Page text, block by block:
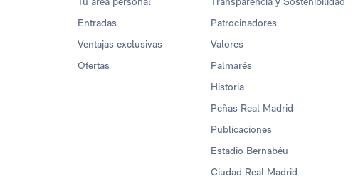
Entradas
Ventajas exclusivas
Ofertas
Patrocinadores
Valores
Palmarés
Historia
Peñas Real Madrid
Publicaciones
Estadio Bernabéu
Ciudad Real Madrid